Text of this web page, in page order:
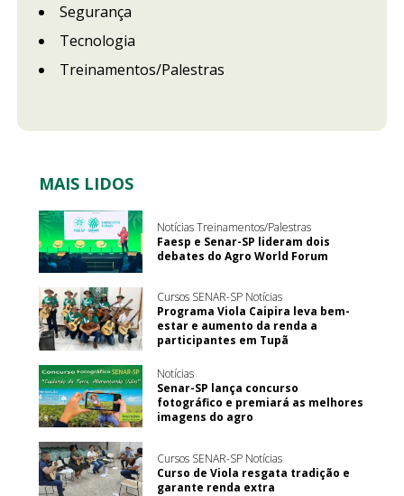
Segurança
Tecnologia
Treinamentos/Palestras
MAIS LIDOS
Notícias Treinamentos/Palestras
Faesp e Senar-SP lideram dois
debates do Agro World Forum
Cursos SENAR-SP Notícias
Programa Viola Caipira leva bem-
estar e aumento da renda a
participantes em Tupã
Notícias
Senar-SP lança concurso
fotográfico e premiará as melhores
imagens do agro
Cursos SENAR-SP Notícias
Curso de Viola resgata tradição e
garante renda extra